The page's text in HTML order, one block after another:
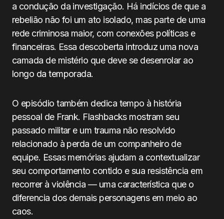
a condução da investigação. Há indícios de que a
rebelião não foi um ato isolado, mas parte de uma
rede criminosa maior, com conexões políticas e
financeiras. Essa descoberta introduz uma nova
camada de mistério que deve se desenrolar ao
longo da temporada.
O episódio também dedica tempo à história
pessoal de Frank. Flashbacks mostram seu
passado militar e um trauma não resolvido
relacionado à perda de um companheiro de
equipe. Essas memórias ajudam a contextualizar
seu comportamento contido e sua resistência em
recorrer à violência — uma característica que o
diferencia dos demais personagens em meio ao
caos.